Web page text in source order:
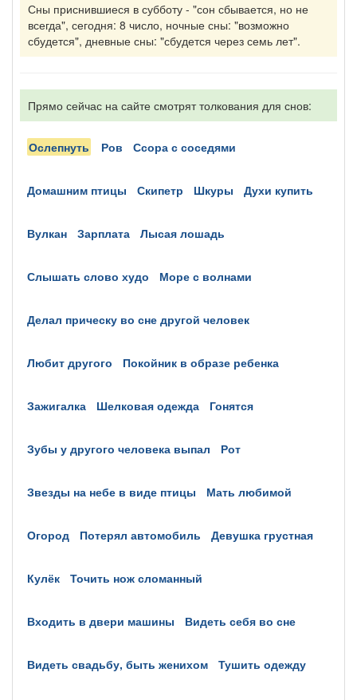
Сны приснившиеся в субботу - "сон сбывается, но не
всегда", сегодня: 8 число, ночные сны: "возможно
сбудется", дневные сны: "сбудется через семь лет".
Прямо сейчас на сайте смотрят толкования для снов:
ослепнуть ров ссора с соседями
домашним птицы скипетр шкуры духи купить
вулкан зарплата лысая лошадь
слышать слово худо море с волнами
делал прическу во сне другой человек
любит другого покойник в образе ребенка
зажигалка шелковая одежда гонятся
зубы у другого человека выпал рот
звезды на небе в виде птицы мать любимой
огород потерял автомобиль девушка грустная
кулёк точить нож сломанный
входить в двери машины видеть себя во сне
видеть свадьбу, быть женихом тушить одежду